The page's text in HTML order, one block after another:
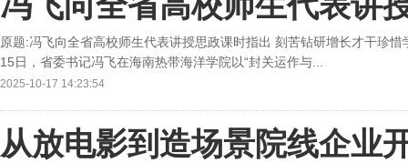
原题:冯飞向全省高校师生代表讲授思政课时指出 刻苦钻研增长才干珍
15日，省委书记冯飞在海南热带海洋学院以“封关运作与...
2025-10-17 14:23:54
从放电影到造场景院线企业